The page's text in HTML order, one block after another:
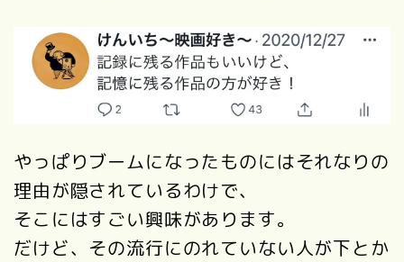
やっぱりブームになったものにはそれなりの
理由が隠されているわけで、
そこにはすごい興味があります。
だけど、その流行にのれていない人が下とか